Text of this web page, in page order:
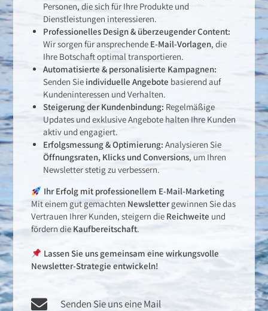
Personen, die sich für Ihre Produkte und
Dienstleistungen interessieren.
Professionelles Design & überzeugender Content:
Wir sorgen für ansprechende E-Mail-Vorlagen, die
Ihre Botschaft optimal transportieren.
Automatisierte & personalisierte Kampagnen:
Senden Sie individuelle Angebote basierend auf
Kundeninteressen und Verhalten.
Steigerung der Kundenbindung: Regelmäßige
Updates und exklusive Angebote halten Ihre Kunden
aktiv und engagiert.
Erfolgsmessung & Optimierung: Analysieren Sie
Öffnungsraten, Klicks und Conversions, um Ihren
Newsletter stetig zu verbessern.
Ihr Erfolg mit professionellem E-Mail-Marketing
Mit einem gut gemachten Newslettergewinnen Sie das
Vertrauen Ihrer Kunden, steigern die Reichweite und
fördern die Kaufbereitschaft.
Lassen Sie uns gemeinsam eine wirkungsvolle
Newsletter-Strategie entwickeln!
Senden Sie uns eine Mail